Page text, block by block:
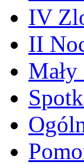
IV
II